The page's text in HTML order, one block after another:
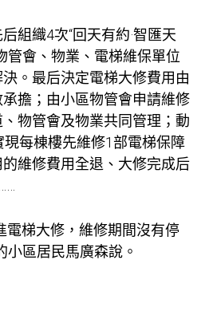
組織4次“回天有約·智匯天
管會、物業、電梯維保單位
。最后決定電梯大修費用由
擔；由小區物管會申請維修
物管會及物業共同管理；動
每棟樓先維修1部電梯保障
維修費用全退、大修完成后
電梯大修，維修期間沒有停
小區居民馬廣森說。